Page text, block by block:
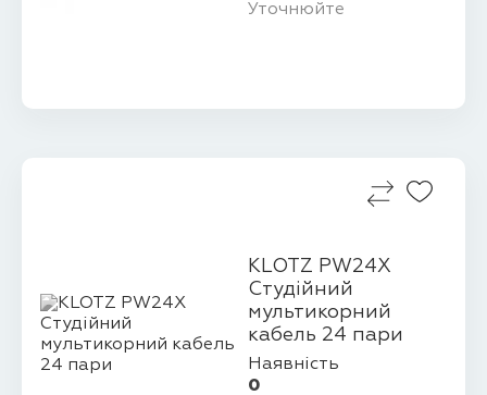
Уточнюйте
KLOTZ PW24X
Студійний
мультикорний
кабель 24 пари
Наявність
0